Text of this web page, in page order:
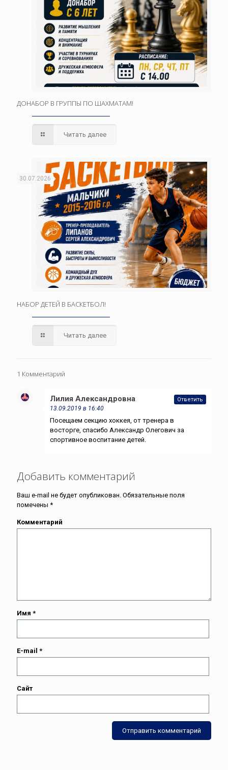
ДОНАБОР В ГРУППЫ ПО ШАХМАТАМ!
Читать далее
30.07.2026
НАБОР ДЕТЕЙ В БАСКЕТБОЛ!
Читать далее
1 Комментарий
Лилия Александровна:
13.09.2019 в 16:40
Посещаем секцию хоккея, от тренера в
восторге, спасибо Александр Олегович за
спортивное воспитание детей.
Ответить
Добавить комментарий
Ваш e-mail не будет опубликован. Обязательные поля
помечены *
Комментарий
Имя *
E-mail *
Сайт